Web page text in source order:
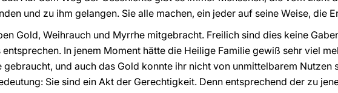
und zu ihm gelangen. Sie alle machen, ein jeder auf seine Weise, die
Gold, Weihrauch und Myrrhe mitgebracht. Freilich sind dies keine
In jenem Moment hätte die Heilige Familie gewiß sehr viel
gebraucht, und auch das Gold konnte ihr nicht von unmittelbarem Nutzen
Sie sind ein Akt der Gerechtigkeit. Denn entsprechend der zu